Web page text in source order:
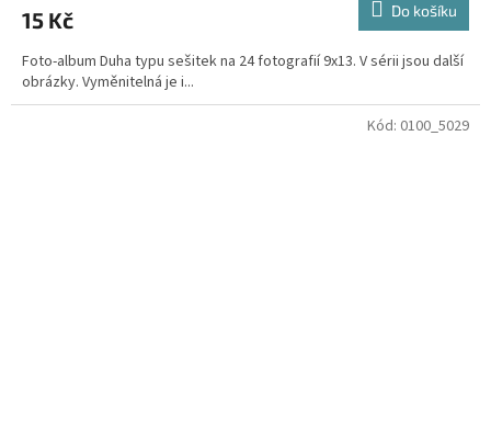
15 Kč Do košíku
Foto-album Duha typu sešitek na 24 fotografií 9x13. V sérii jsou další
obrázky. Vyměnitelná je i...
Kód: 0100_5029